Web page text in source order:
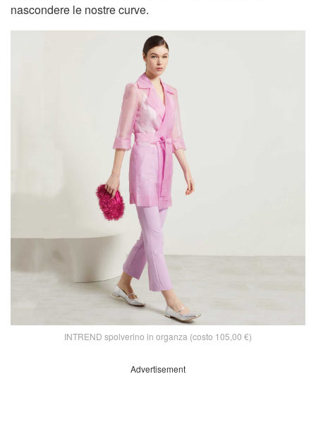
nascondere le nostre curve.
INTREND spolverino in organza (costo 105,00 €)
Advertisement